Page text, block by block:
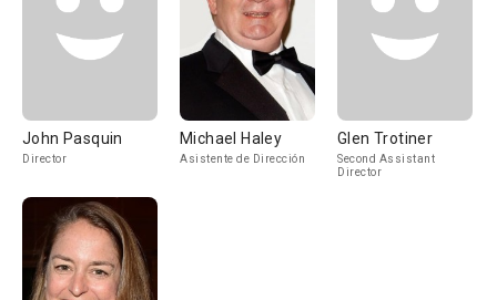
John Pasquin
Director
Michael Haley
Asistente de Dirección
Glen Trotiner
Second Assistant
Director